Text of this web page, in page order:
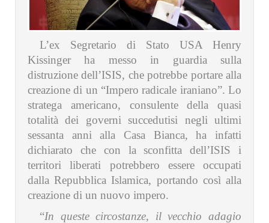
L’ex Segretario di Stato USA Henry
Kissinger ha messo in guardia sulla
distruzione dell’ISIS, che potrebbe portare alla
creazione di un “Impero radicale iraniano”. Lo
stratega americano, consulente della quasi
totalità dei governi succedutisi negli ultimi
sessanta anni alla Casa Bianca, ha infatti
dichiarato che con la sconfitta dell’ISIS i
territori liberati potrebbero essere occupati
dalla Repubblica Islamica, portando così alla
creazione di un nuovo impero.
“In queste circostanze, il vecchio adagio